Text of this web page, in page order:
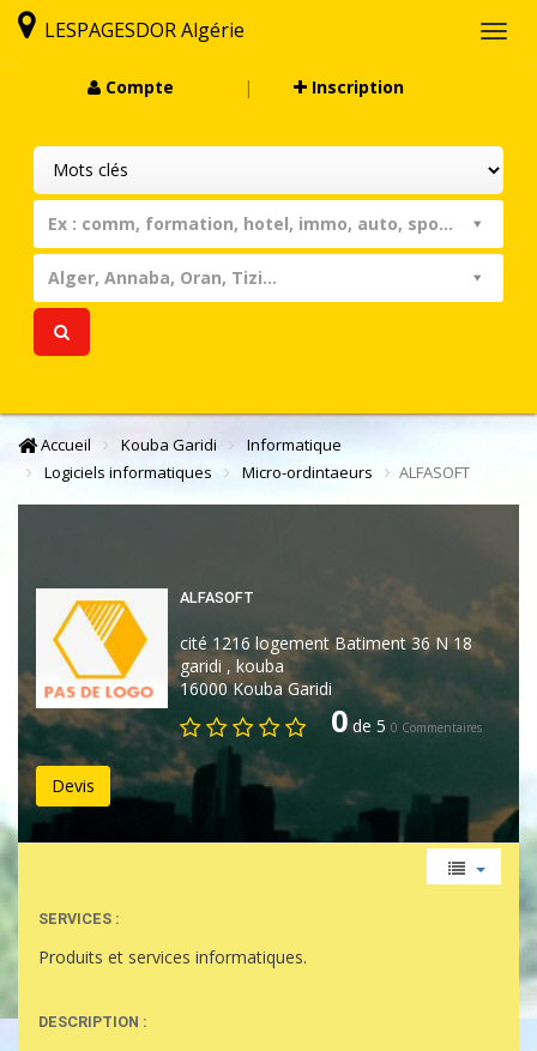
LESPAGESDOR Algérie
Compte
| Inscription
Ex : comm, formation, hotel, immo, auto, sport, assist...
Alger, Annaba, Oran, Tizi...
Accueil Kouba Garidi
Informatique
Logiciels informatiques
Micro-ordintaeurs ALFASOFT
ALFASOFT
cité 1216 logement Batiment 36 N 18
garidi , kouba
16000 Kouba Garidi
0de 5 0 Commentaires
Devis
SERVICES :
Produits et services informatiques.
DESCRIPTION :